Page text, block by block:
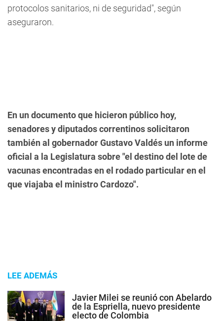
protocolos sanitarios, ni de seguridad", según
aseguraron.
En un documento que hicieron público hoy,
senadores y diputados correntinos solicitaron
también al gobernador Gustavo Valdés un informe
oficial a la Legislatura sobre "el destino del lote de
vacunas encontradas en el rodado particular en el
que viajaba el ministro Cardozo".
LEE ADEMÁS
Javier Milei se reunió con Abelardo
de la Espriella, nuevo presidente
electo de Colombia